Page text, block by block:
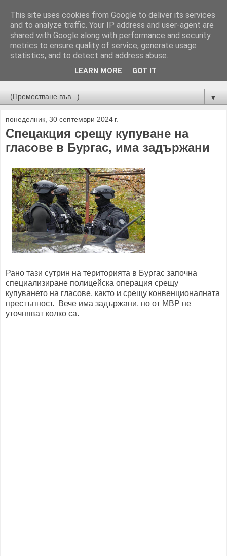
Новини от Бургас, страната и света!
▼
понеделник, 30 септември 2024 г.
Спецакция срещу купуване на
гласове в Бургас, има задържани
Рано тази сутрин на територията в Бургас започна
специализиране полицейска операция срещу
купуването на гласове, както и срещу конвенционалната
престъпност. Вече има задържани, но от МВР не
уточняват колко са.
This site uses cookies from Google to deliver its services
and to analyze traffic. Your IP address and user-agent are
shared with Google along with performance and security
metrics to ensure quality of service, generate usage
statistics, and to detect and address abuse.
LEARN MORE GOT IT